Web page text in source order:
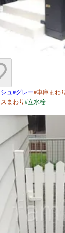
ュ#グレー#車庫まわり
まわり #立水栓